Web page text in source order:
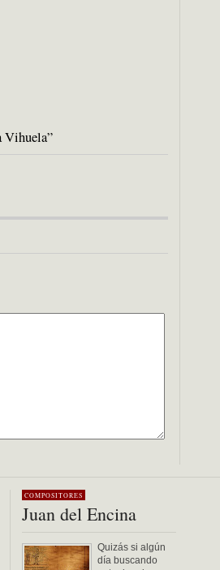
Vihuela”
COMPOSITORES
Juan del Encina
Quizás si algún
día buscando